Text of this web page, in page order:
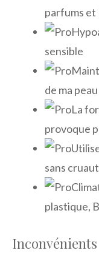
parfums et
sensible
de ma peau
La
provoque
sans
plastique,
Inconvénients